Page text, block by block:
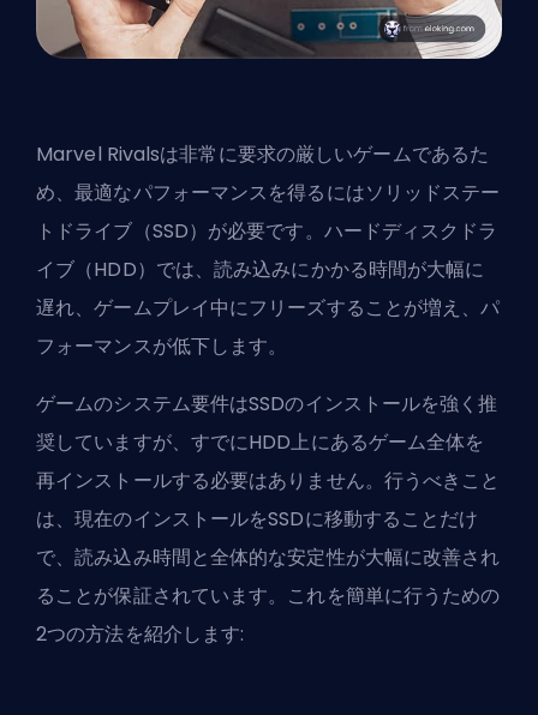
Marvel Rivalsは非常に要求の厳しいゲームであるた
め、最適なパフォーマンスを得るにはソリッドステー
トドライブ（SSD）が必要です。ハードディスクドラ
イブ（HDD）では、読み込みにかかる時間が大幅に
遅れ、ゲームプレイ中にフリーズすることが増え、パ
フォーマンスが低下します。
ゲームのシステム要件はSSDのインストールを強く推
奨していますが、すでにHDD上にあるゲーム全体を
再インストールする必要はありません。行うべきこと
は、現在のインストールをSSDに移動することだけ
で、読み込み時間と全体的な安定性が大幅に改善され
ることが保証されています。これを簡単に行うための
2つの方法を紹介します: